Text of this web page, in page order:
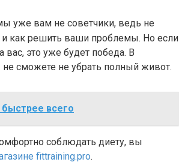
уже вам не советчики, ведь не
и как решить ваши проблемы. Но если
это уже будет победа. В
сможете не убрать полный живот.
всего
соблюдать диету, вы
fittraining.pro.